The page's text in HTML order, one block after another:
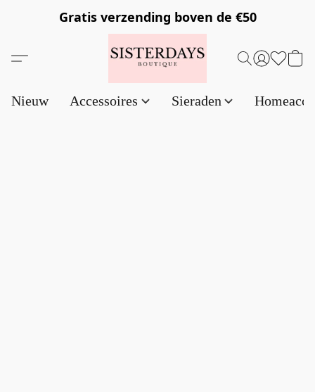
Gratis verzending boven de €50
Nieuw Accessoires Sieraden